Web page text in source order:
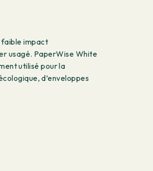
faible impact
usagé. PaperWise White
utilisé pour la
d’enveloppes